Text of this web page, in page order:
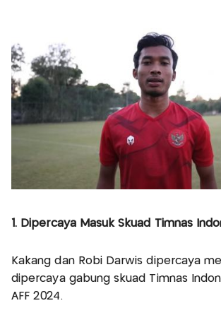
1. Dipercaya Masuk Skuad Timnas
Kakang dan Robi Darwis dipercaya
dipercaya gabung skuad Timnas
AFF 2024.